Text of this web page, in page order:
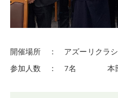
開催場所 ： アズーリクラシ
参加人数 ： 7名 本